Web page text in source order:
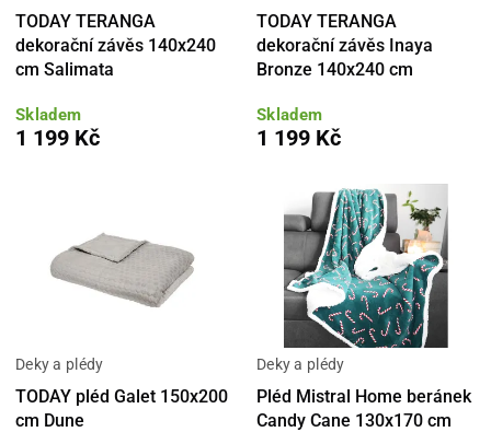
TODAY TERANGA
dekorační závěs 140x240
cm Salimata
Skladem
1 199 Kč
TODAY TERANGA
dekorační závěs Inaya
Bronze 140x240 cm
Skladem
1 199 Kč
Deky a plédy
TODAY pléd Galet 150x200
cm Dune
Deky a plédy
Pléd Mistral Home beránek
Candy Cane 130x170 cm